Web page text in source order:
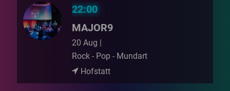
22:00
MAJOR9
20 Aug |
Rock - Pop - Mundart
Hofstatt